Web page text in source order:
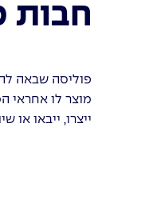
חבות
פוליסה שבאה
מוצר לו אחראי
ייצרו, ייבאו או